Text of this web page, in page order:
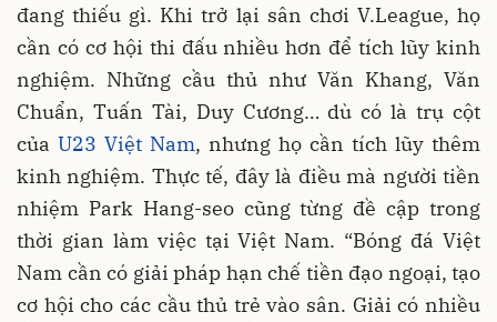
đang thiếu gì. Khi trở lại sân chơi V.League, họ
cần có cơ hội thi đấu nhiều hơn để tích lũy kinh
nghiệm. Những cầu thủ như Văn Khang, Văn
Chuẩn, Tuấn Tài, Duy Cương… dù có là trụ cột
của U23 Việt Nam, nhưng họ cần tích lũy thêm
kinh nghiệm. Thực tế, đây là điều mà người tiền
nhiệm Park Hang-seo cũng từng đề cập trong
thời gian làm việc tại Việt Nam. “Bóng đá Việt
Nam cần có giải pháp hạn chế tiền đạo ngoại, tạo
cơ hội cho các cầu thủ trẻ vào sân. Giải có nhiều